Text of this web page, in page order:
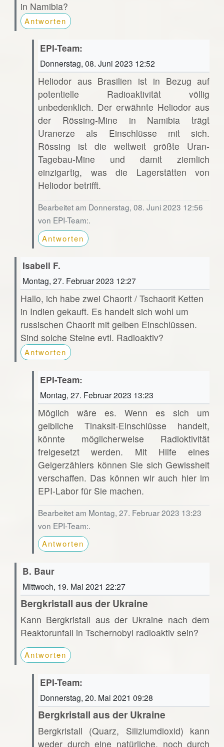
in Namibia?
Antworten
EPI-Team:
Donnerstag, 08. Juni 2023 12:52
Heliodor aus Brasilien ist in Bezug auf
potentielle Radioaktivität völlig
unbedenklich. Der erwähnte Heliodor aus
der Rössing-Mine in Namibia trägt
Uranerze als Einschlüsse mit sich.
Rössing ist die weltweit größte Uran-
Tagebau-Mine und damit ziemlich
einzigartig, was die Lagerstätten von
Heliodor betrifft.
Bearbeitet am Donnerstag, 08. Juni 2023 12:56
von EPI-Team:.
Antworten
Isabell F.
Montag, 27. Februar 2023 12:27
Hallo, ich habe zwei Chaorit / Tschaorit Ketten
in Indien gekauft. Es handelt sich wohl um
russischen Chaorit mit gelben Einschlüssen.
Sind solche Steine evtl. Radioaktiv?
Antworten
EPI-Team:
Montag, 27. Februar 2023 13:23
Möglich wäre es. Wenn es sich um
gelbliche Tinaksit-Einschlüsse handelt,
könnte möglicherweise Radioktivität
freigesetzt werden. Mit Hilfe eines
Geigerzählers können Sie sich Gewissheit
verschaffen. Das können wir auch hier im
EPI-Labor für Sie machen.
Bearbeitet am Montag, 27. Februar 2023 13:23
von EPI-Team:.
Antworten
B. Baur
Mittwoch, 19. Mai 2021 22:27
Bergkristall aus der Ukraine
Kann Bergkristall aus der Ukraine nach dem
Reaktorunfall in Tschernobyl radioaktiv sein?
Antworten
EPI-Team:
Donnerstag, 20. Mai 2021 09:28
Bergkristall aus der Ukraine
Bergkristall (Quarz, Siliziumdioxid) kann
weder durch eine natürliche, noch durch